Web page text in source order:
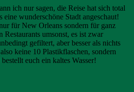
ich nur sagen, die Reise hat sich total
wunderschöne Stadt angeschaut!
für New Orleans sondern für ganz
Restaurants umsonst, es ist zwar
gefiltert, aber besser als nichts
keine 10 Plastikflaschen, sondern
euch ein kaltes Wasser!